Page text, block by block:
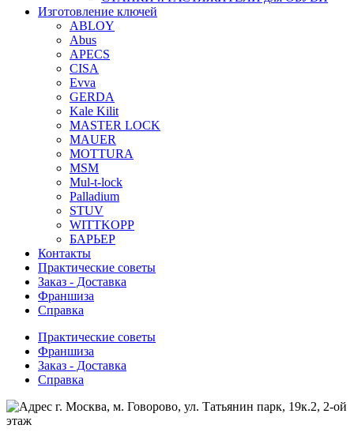
Изготовление ключей
ABLOY
Abus
APECS
CISA
Evva
GERDA
Kale Kilit
MASTER LOCK
MAUER
MOTTURA
MSM
Mul-t-lock
Palladium
STUV
WITTKOPP
БАРЬЕР
Контакты
Практические советы
Заказ - Доставка
Франшиза
Справка
Практические советы
Франшиза
Заказ - Доставка
Справка
г. Москва, м. Говорово, ул. Татьянин парк, 19к.2, 2-ой
этаж